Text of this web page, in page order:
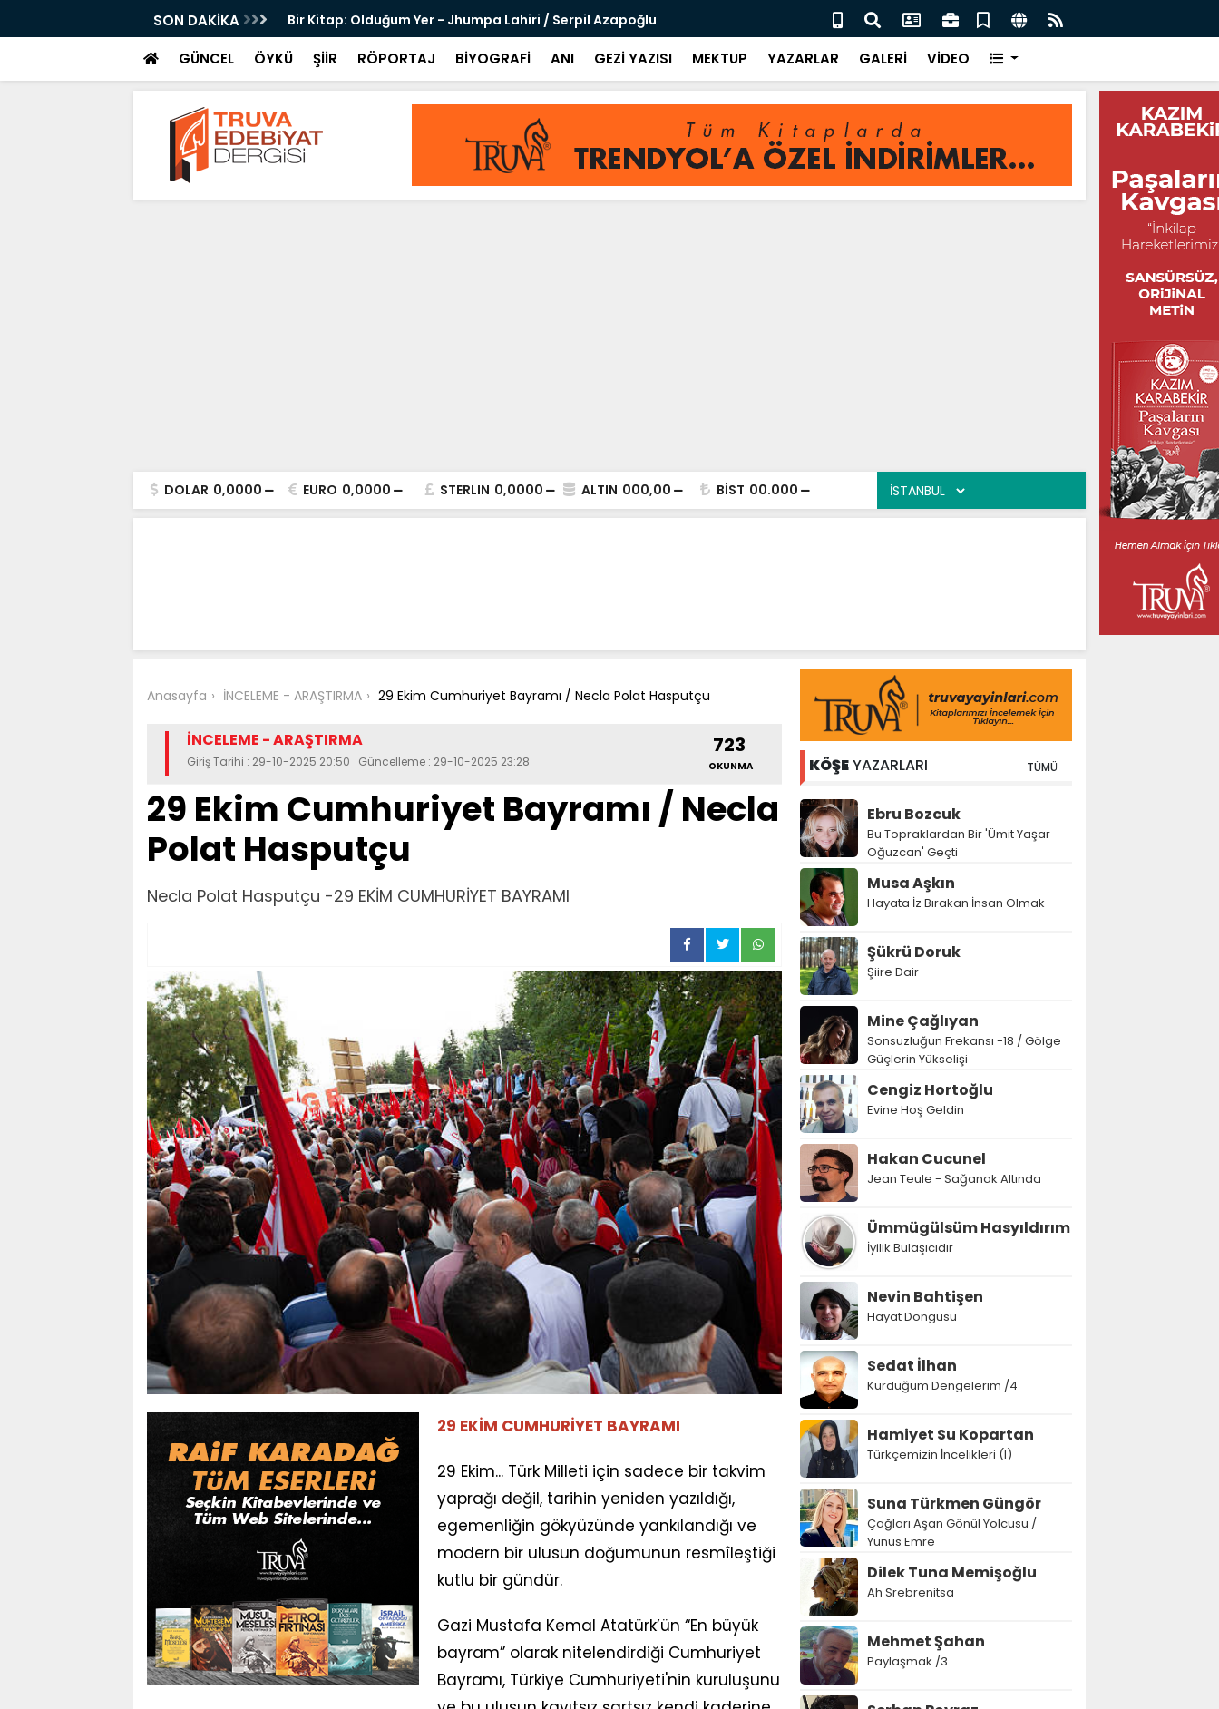
SON DAKİKA Bir Kitap: Olduğum Yer - Jhumpa Lahiri / Serpil Azapoğlu Amaliya - Cevab-ı Hak / Erdinç Savaşçı
GÜNCEL ÖYKÜ ŞİİR RÖPORTAJ BİYOGRAFİ ANI GEZİ YAZISI MEKTUP YAZARLAR GALERİ VİDEO
DOLAR 0,0000 EURO 0,0000 STERLIN 0,0000 ALTIN 000,00 BİST 00.000
Anasayfa İNCELEME - ARAŞTIRMA 29 Ekim Cumhuriyet Bayramı / Necla Polat Hasputçu
İNCELEME - ARAŞTIRMA
Giriş Tarihi : 29-10-2025 20:50 Güncelleme : 29-10-2025 23:28
723
OKUNMA
29 Ekim Cumhuriyet Bayramı / Necla
Polat Hasputçu
Necla Polat Hasputçu -29 EKİM CUMHURİYET BAYRAMI
29 EKİM CUMHURİYET BAYRAMI
29 Ekim... Türk Milleti için sadece bir takvim
yaprağı değil, tarihin yeniden yazıldığı,
egemenliğin gökyüzünde yankılandığı ve
modern bir ulusun doğumunun resmîleştiği
kutlu bir gündür.
Gazi Mustafa Kemal Atatürk’ün “En büyük
bayram” olarak nitelendirdiği Cumhuriyet
Bayramı, Türkiye Cumhuriyeti'nin kuruluşunu
KÖŞEYAZARLARI TÜMÜ
Ebru Bozcuk
Bu Topraklardan Bir 'Ümit Yaşar
Oğuzcan' Geçti
Musa Aşkın
Hayata İz Bırakan İnsan Olmak
Şükrü Doruk
Şiire Dair
Mine Çağlıyan
Sonsuzluğun Frekansı -18 / Gölge
Güçlerin Yükselişi
Cengiz Hortoğlu
Evine Hoş Geldin
Hakan Cucunel
Jean Teule - Sağanak Altında
Ümmügülsüm Hasyıldırım
İyilik Bulaşıcıdır
Nevin Bahtişen
Hayat Döngüsü
Sedat İlhan
Kurduğum Dengelerim /4
Hamiyet Su Kopartan
Türkçemizin İncelikleri (I)
Suna Türkmen Güngör
Çağları Aşan Gönül Yolcusu /
Yunus Emre
Dilek Tuna Memişoğlu
Ah Srebrenitsa
Mehmet Şahan
Paylaşmak /3